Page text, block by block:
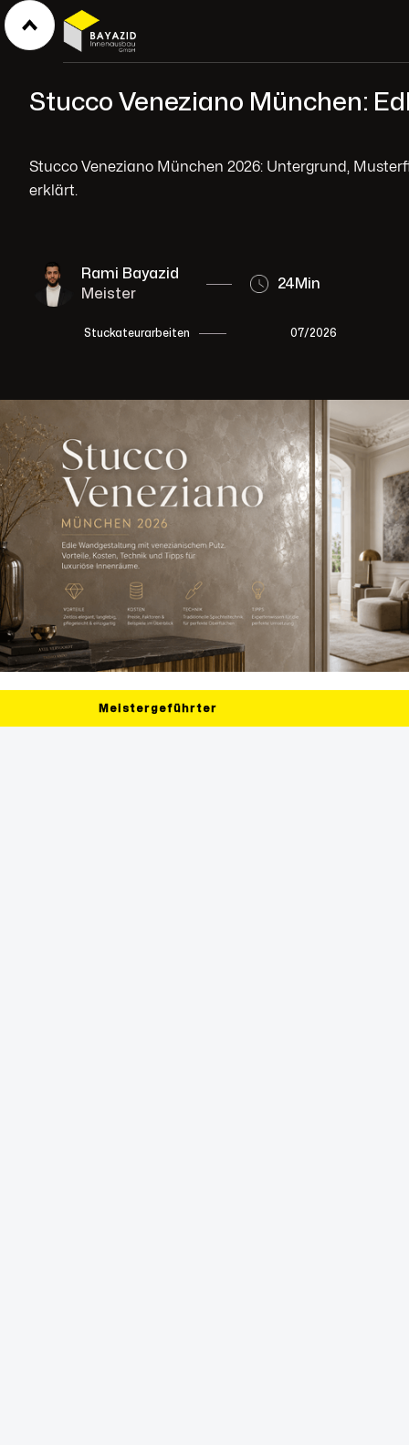
Stucco Veneziano München:
Stucco Veneziano München 2026: Untergrund,
erklärt.
Rami Bayazid
Meister
24Min
Stuckateurarbeiten 07/2026
Meistergeführter